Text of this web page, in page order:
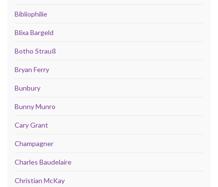
Bibliophilie
Blixa Bargeld
Botho Strauß
Bryan Ferry
Bunbury
Bunny Munro
Cary Grant
Champagner
Charles Baudelaire
Christian McKay